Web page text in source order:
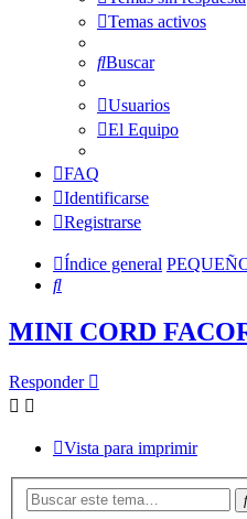
Temas activos
Buscar
Usuarios
El Equipo
FAQ
Identificarse
Registrarse
Índice general
Buscar
MINI CORD
Responder
Vista para imprimir